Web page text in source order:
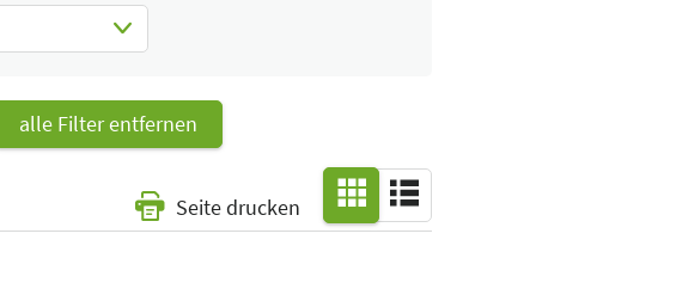
alle Filter entfernen
Seite drucken